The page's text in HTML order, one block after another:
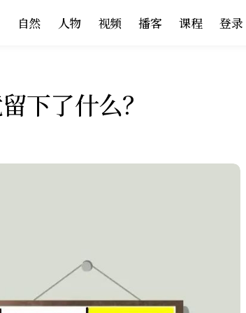
自然 人物 视频 播客 课程 登录
下了什么？